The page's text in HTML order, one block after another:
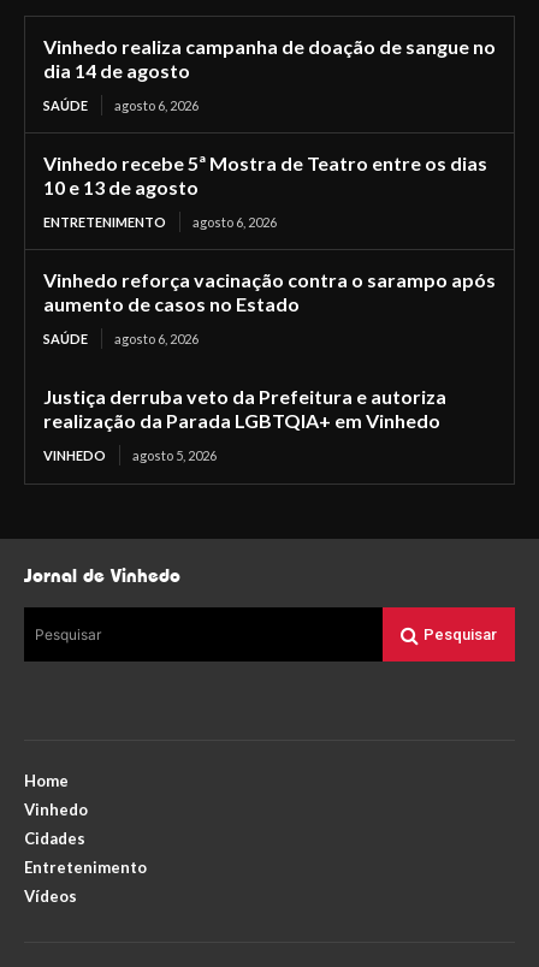
Vinhedo realiza campanha de doação de sangue no
dia 14 de agosto
SAÚDE agosto 6, 2026
Vinhedo recebe 5ª Mostra de Teatro entre os dias
10 e 13 de agosto
ENTRETENIMENTO agosto 6, 2026
Vinhedo reforça vacinação contra o sarampo após
aumento de casos no Estado
SAÚDE agosto 6, 2026
Justiça derruba veto da Prefeitura e autoriza
realização da Parada LGBTQIA+ em Vinhedo
VINHEDO agosto 5, 2026
Jornal de Vinhedo
Pesquisar Pesquisar
Home
Vinhedo
Cidades
Entretenimento
Vídeos